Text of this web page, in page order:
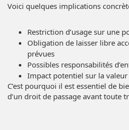
Voici quelques implications
Restriction d’usage sur une
Obligation de laisser libre
prévues
Possibles responsabilités
Impact potentiel sur la
C’est pourquoi il est essentiel de
d’un droit de passage avant toute